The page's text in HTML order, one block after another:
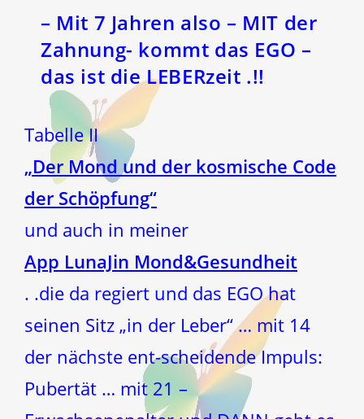
– Mit 7 Jahren also – MIT der
Zahnung- kommt das EGO –
das ist die LEBERzeit .!!
Tabelle II
„Der Mond und der kosmische Code
der Schöpfung“
und auch in meiner
App LunaJin Mond&Gesundheit
. .die da regiert und das EGO hat
seinen Sitz „in der Leber“ … mit 14
der nächste ent-scheidende Impuls:
Pubertät … mit 21 –